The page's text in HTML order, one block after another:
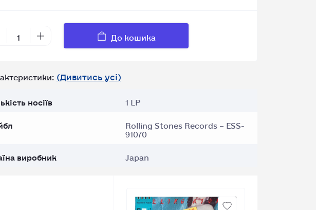
До кошика
(Дивитись усі)
носіїв
1 LP
Rolling Stones Records – ESS-
91070
виробник
Japan